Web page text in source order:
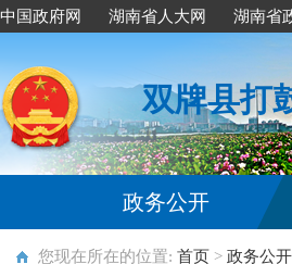
中国政府网 湖南省人大网 湖南省
双牌县打
政务公开
您现在所在的位置: 首页 > 政务公开